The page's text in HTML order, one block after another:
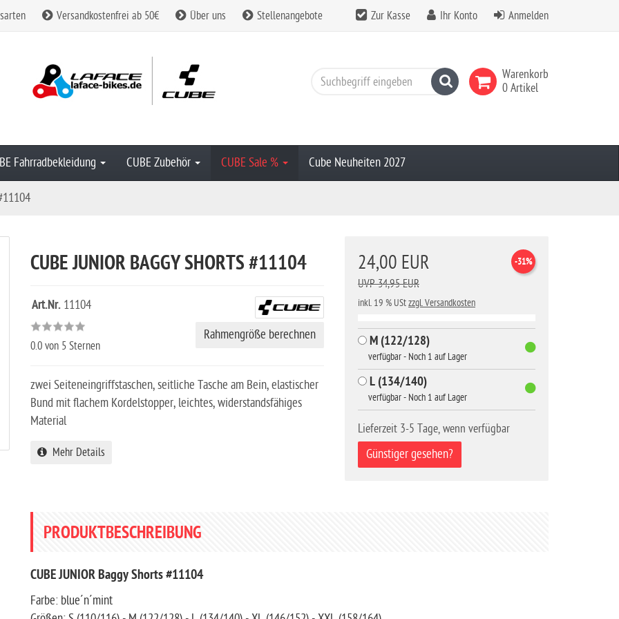
Versandkostenfrei ab 50€ Über uns Stellenangebote Zur Kasse Ihr Konto Anmelden
Warenkorb
0 Artikel
Suchen
Fahrradbekleidung CUBE Zubehör CUBE Sale % Cube Neuheiten 2027
24,00 EUR -31%
UVP 34,95 EUR
inkl. 19 % UStzzgl. Versandkosten
M (122/128)
verfügbar - Noch 1 auf Lager
L (134/140)
verfügbar - Noch 1 auf Lager
Lieferzeit 3-5 Tage, wenn verfügbar
Günstiger gesehen?
CUBE JUNIOR BAGGY SHORTS #11104
Art.Nr. 11104
0.0 von 5 Sternen
Rahmengröße berechnen
zwei Seiteneingriffstaschen, seitliche Tasche am Bein, elastischer
Bund mit flachem Kordelstopper, leichtes, widerstandsfähiges
Material
Mehr Details
PRODUKTBESCHREIBUNG
CUBE JUNIOR Baggy Shorts #11104
Farbe: blue´n´mint